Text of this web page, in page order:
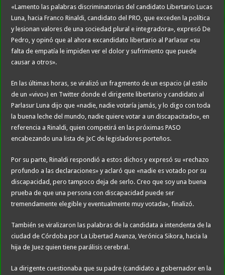
«Lamento las palabras discriminatorias del candidato Libertario Lucas
Luna, hacia Franco Rinaldi, candidato del PRO, que exceden la política
y lesionan valores de una sociedad plural e integradora», expresó De
Pedro, y opinó que al ahora excandidato libertario al Parlasur «su
falta de empatía le impiden ver el dolor y sufrimiento que puede
causar a otros».
En las últimas horas, se viralizó un fragmento de un espacio (al estilo
de un «vivo») en Twitter donde el dirigente libertario y candidato al
Parlasur Luna dijo que «nadie, nadie votaría jamás, y lo digo con toda
la buena leche del mundo, nadie quiere votar a un discapacitado», en
referencia a Rinaldi, quien competirá en las próximas PASO
encabezando una lista de JxC de legisladores porteños.
Por su parte, Rinaldi respondió a estos dichos y expresó su «rechazo
profundo a las declaraciones» y aclaró que «nadie es votado por su
discapacidad, pero tampoco deja de serlo. Creo que soy una buena
prueba de que una persona con discapacidad puede ser
tremendamente elegible y eventualmente muy votada», finalizó.
También se viralizaron las palabras de la candidata a intendenta de la
ciudad de Córdoba por La Libertad Avanza, Verónica Sikora, hacia la
hija de Juez quien tiene parálisis cerebral.
La dirigente cuestionaba que su padre (candidato a gobernador en la